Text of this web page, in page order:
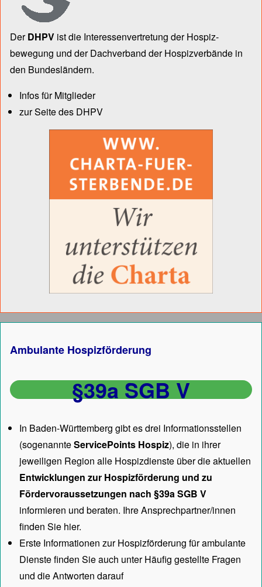
DerDHPV ist die Inter­essen­ver­tre­tung der Hospiz­
bewegung und der Dach­verband der Hospiz­verbände in
den Bun­des­län­dern.
Infos für Mitglieder
zur Seite des DHPV
Ambulante Hospizförderung
§39a SGB V
In Baden-Württemberg gibt es drei Informationsstellen
(sogenannteServicePoints Hospiz), die in ihrer
jeweiligen Region alle Hospizdienste über die aktuellen
Entwicklungen zur Hospizförderung und zu
Fördervoraussetzungen nach §39a SGB V
informieren und beraten. Ihre Ansprechpartner/innen
finden Sie hier.
Erste Informationen zur Hospizförderung für ambulante
Dienste finden Sie auch unterHäufig gestellte Fragen
und die Antworten darauf